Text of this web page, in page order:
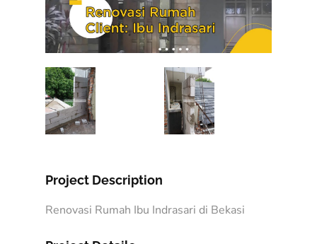
Project Description
Renovasi Rumah Ibu Indrasari di Bekasi